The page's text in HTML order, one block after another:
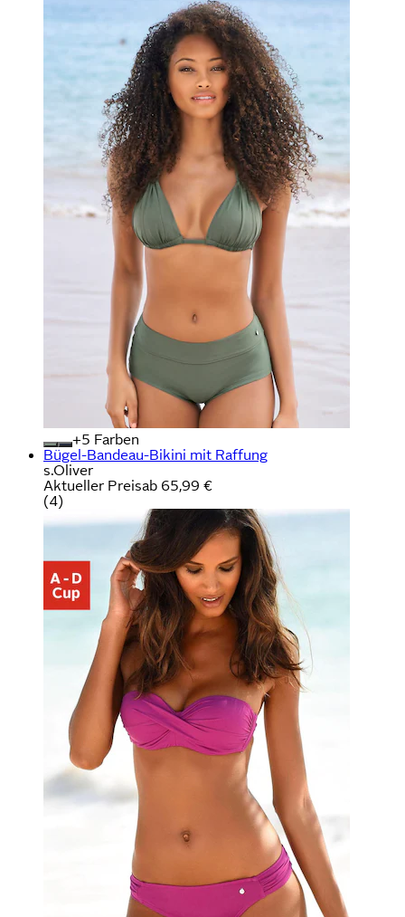
+
Farben
Bügel-Bandeau-Bikini mit Raffung
s.Oliver
Aktueller Preisab 65,99 €
(4)